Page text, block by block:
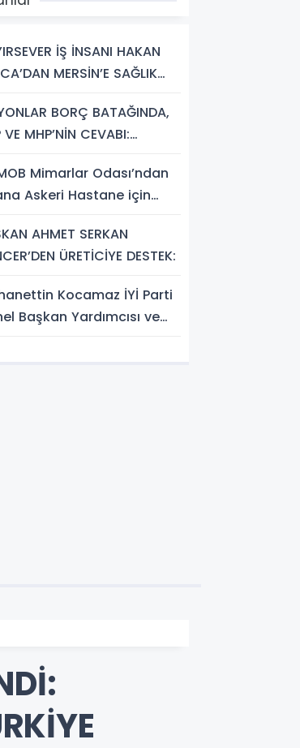
İŞ İNSANI HAKAN
MERSİN’E SAĞLIK
BORÇ BATAĞINDA,
VE MHP’NİN CEVABI:
Mimarlar Odası’ndan
Askeri Hastane için
AHMET SERKAN
ÜRETİCİYE DESTEK:
Kocamaz İYİ Parti
Başkan Yardımcısı ve